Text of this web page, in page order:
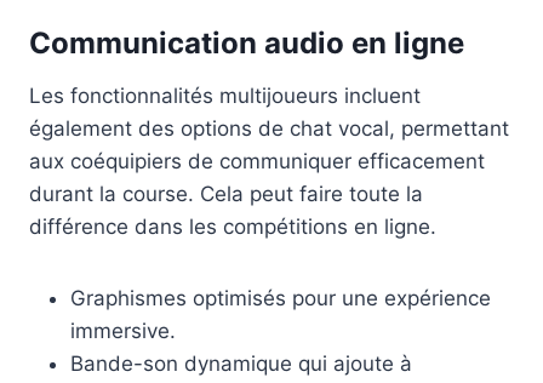
Communication audio en ligne
Les fonctionnalités multijoueurs incluent
également des options de chat vocal, permettant
aux coéquipiers de communiquer efficacement
durant la course. Cela peut faire toute la
différence dans les compétitions en ligne.
Graphismes optimisés pour une expérience
immersive.
Bande-son dynamique qui ajoute à